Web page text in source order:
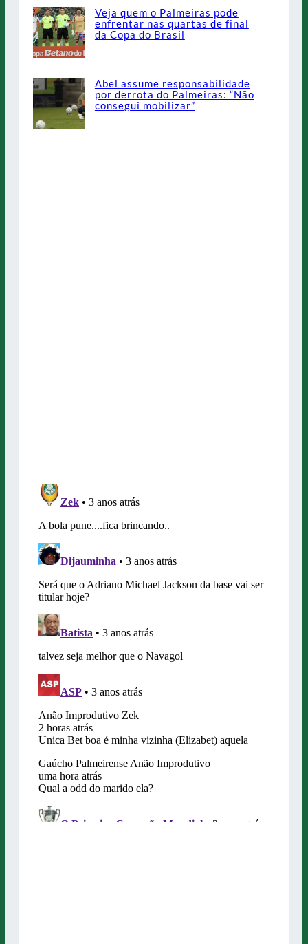
Veja quem o Palmeiras pode
enfrentar nas quartas de final
da Copa do Brasil
Abel assume responsabilidade
por derrota do Palmeiras: “Não
consegui mobilizar”